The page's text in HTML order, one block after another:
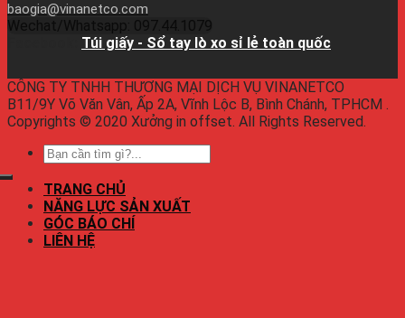
baogia@vinanetco.com
Wechat/Whatsapp: 097.44.1079
Túi giấy - Sổ tay lò xo sỉ lẻ toàn quốc
CÔNG TY TNHH THƯƠNG MẠI DỊCH VỤ VINANETCO
B11/9Y Võ Văn Vân, Ấp 2A, Vĩnh Lộc B, Bình Chánh, TPHCM .
Copyrights © 2020 Xưởng in offset. All Rights Reserved.
TRANG CHỦ
NĂNG LỰC SẢN XUẤT
GÓC BÁO CHÍ
LIÊN HỆ